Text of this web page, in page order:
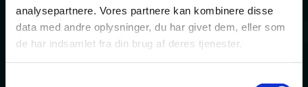
analysepartnere. Vores partnere kan kombinere disse
data med andre oplysninger, du har givet dem, eller som
de har indsamlet fra din brug af deres tjenester.